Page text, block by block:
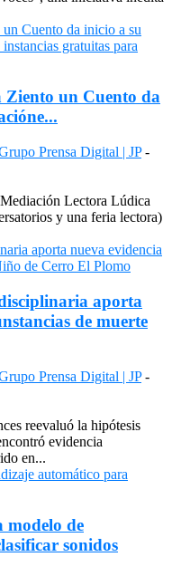
Ziento un Cuento da
Prensa Digital | JP -
Lectora Lúdica
y una feria lectora)
aporta
de muerte
Prensa Digital | JP -
reevaluó la hipótesis
evidencia
en...
modelo de
sonidos